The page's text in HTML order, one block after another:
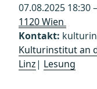
07.08.2025 18:30
1120 Wien
Kontakt:
Kulturinstitut an
Linz| Lesung